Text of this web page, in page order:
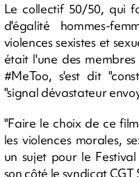
Le collectif 50/50, qui
d'égalité hommes-
violences sexistes et
était l'une des
#MeToo, s'est dit
"signal dévastateur
"Faire le choix de ce
les violences morales,
un sujet pour le
son côté le syndicat